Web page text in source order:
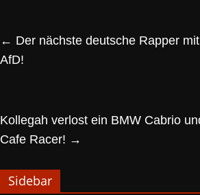
← Der nächste deutsche Rapper
AfD!
Kollegah verlost ein BMW Cabrio
Cafe Racer! →
Sidebar